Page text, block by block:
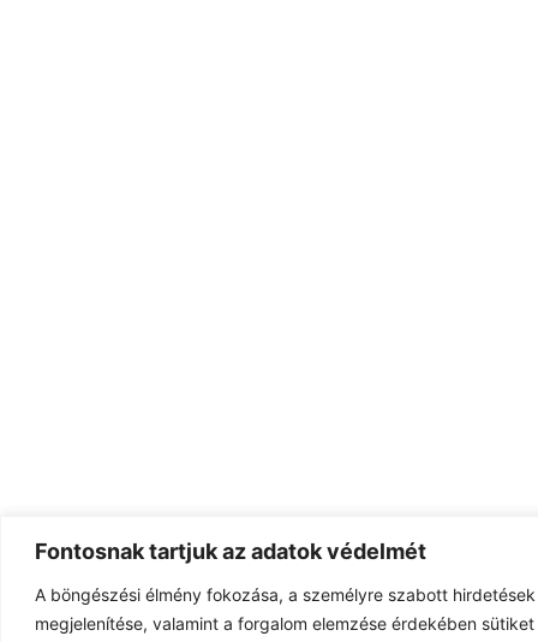
Fontosnak tartjuk az adatok védelmét
A böngészési élmény fokozása, a személyre szabott
megjelenítése, valamint a forgalom elemzése érdekében